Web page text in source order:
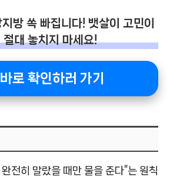
방 쏙 빠집니다! 뱃살이 고민이
절대 놓치지 마세요!
로 확인하러 가기
전히 말랐을 때만 물을 준다”는 원칙